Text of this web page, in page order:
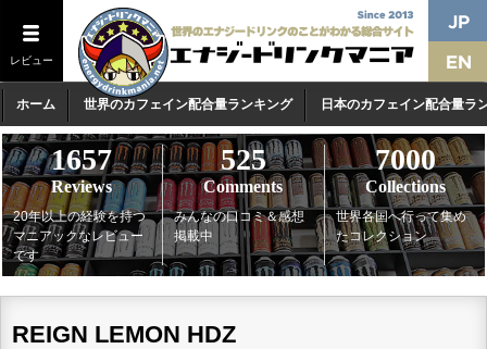
レビュー
ホーム 世界のカフェイン配合量ランキング 日本のカフェイン配合量ラ
1657
Reviews
20年以上の経験を持つ
マニアックなレビュー
です
525
Comments
みんなの口コミ＆感想
掲載中
7000
Collections
世界各国へ行って集め
たコレクション
REIGN LEMON HDZ